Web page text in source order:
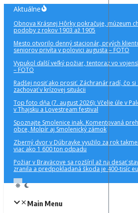
Preskočiť
obsah
Aktuálne
Obnova Krásnej Hôrky pokračuje, múzeum
podoby z rokov 1903 až 1905
Mesto otvorilo denný stacionár, prvých
seniorov privíta v polovici augusta – FOTO
Vypukol ďalší veľký požiar, tentoraz vo
– FOTO
Radšej nosiť ako prosiť. Záchranár radí, čo
zachovať v krízovej situácii
Top foto dňa (7. august 2026): Včelie úle v
v Thajsku a Lovestream festival
Spoznajte Smolenice inak. Komentovaná
obce, Molpír aj Smolenický zámok
Zberný dvor v Dúbravke využilo za rok
viac ako 1 600 ton odpadu
Požiar v Braväcove sa rozšíril až na desať
zranila a predpokladaná škoda je 400-tisíc
Main Menu